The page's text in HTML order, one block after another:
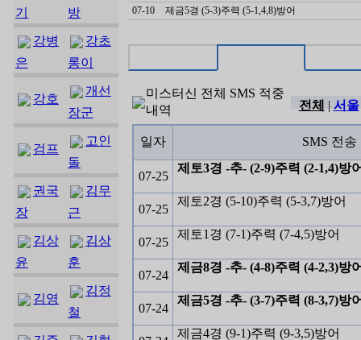
기
방
강병
은
강초
롱이
강호
개선
장군
검프
고인
돌
권국
장
김무
근
김상
윤
김상
훈
김영
김정
철
07-10
제금5경 (5-3)주력 (5-1,4,8)방어
미스터신 전체 SMS 적중
내역
전체 | 서울
일자 SMS 전송
07-25
제토3경 -추- (2-9)주력 (2-1,4)방
07-25
제토2경 (5-10)주력 (5-3,7)방어
07-25
제토1경 (7-1)주력 (7-4,5)방어
07-24
제금8경 -추- (4-8)주력 (4-2,3)방
07-24
제금5경 -추- (3-7)주력 (8-3,7)방
제금4경 (9-1)주력 (9-3,5)방어